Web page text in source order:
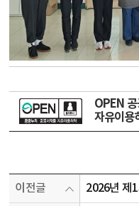
OPEN
자유이용
이전글 2026년 제